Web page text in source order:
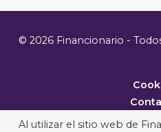
© 2026 Financionario -
Al utilizar el sitio web de